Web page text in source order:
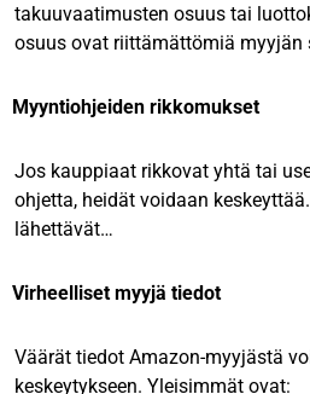
takuuvaatimusten osuus tai
osuus ovat riittämättömiä myyjän
Myyntiohjeiden rikkomukset
Jos kauppiaat rikkovat yhtä tai
ohjetta, heidät voidaan
lähettävät…
Virheelliset myyjä tiedot
Väärät tiedot Amazon-myyjästä
keskeytykseen. Yleisimmät ovat: